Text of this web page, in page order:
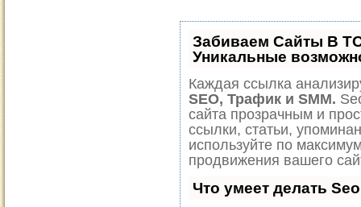
Забиваем Сайты В
Уникальные
Каждая ссылка
SEO, Трафик и SMM.
сайта прозрачным и
ссылки, статьи,
используйте по
продвижения вашего
Что умеет делать